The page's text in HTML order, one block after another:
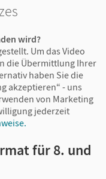
wird?
Um das Video
die Übermittlung Ihrer
haben Sie die
akzeptieren“ - uns
von Marketing
jederzeit
für 8. und